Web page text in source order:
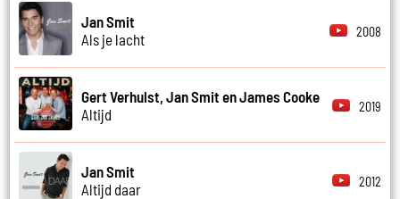
Jan Smit
Als je lacht
2008
Gert Verhulst, Jan Smit en James Cooke
Altijd
2019
Jan Smit
Altijd daar
2012